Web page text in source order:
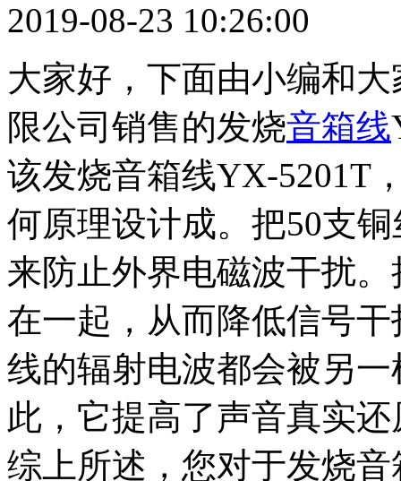
2019-08-23 10:26:00
大家好，下面由小编和
限公司销售的发烧音箱线
该发烧音箱线YX-5201T
何原理设计成。把50支
来防止外界电磁波干扰
在一起，从而降低信号
线的辐射电波都会被另
此，它提高了声音真实
综上所述，您对于发烧